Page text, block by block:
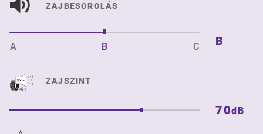
ZAJBESOROLÁS
A B C B
ZAJSZINT
70dB